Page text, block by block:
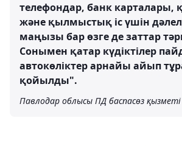
телефондар, банк карталары,
және қылмыстық іс үшін
маңызы бар өзге де заттар
Сонымен қатар күдіктілер
автокөліктер арнайы айып
қойылды".
Павлодар облысы ПД баспасөз қызметі